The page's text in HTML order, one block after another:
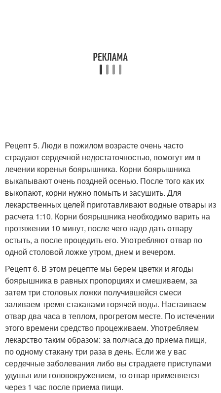
Рецепт 5. Люди в пожилом возрасте очень часто
страдают сердечной недостаточностью, помогут им в
лечении коренья боярышника. Корни боярышника
выкапывают очень поздней осенью. После того как их
выкопают, корни нужно помыть и засушить. Для
лекарственных целей приготавливают водные отвары из
расчета 1:10. Корни боярышника необходимо варить на
протяжении 10 минут, после чего надо дать отвару
остыть, а после процедить его. Употребляют отвар по
одной столовой ложке утром, днем и вечером.
Рецепт 6. В этом рецепте мы берем цветки и ягоды
боярышника в равных пропорциях и смешиваем, за
затем три столовых ложки получившейся смеси
заливаем тремя стаканами горячей воды. Настаиваем
отвар два часа в теплом, прогретом месте. По истечении
этого времени средство процеживаем. Употребляем
лекарство таким образом: за полчаса до приема пищи,
по одному стакану три раза в день. Если же у вас
сердечные заболевания либо вы страдаете приступами
удушья или головокружением, то отвар применяется
через 1 час после приема пищи.